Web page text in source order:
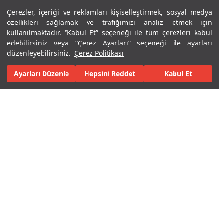
Çerezler, içeriği ve reklamları kişiselleştirmek, sosyal medya
özellikleri sağlamak ve trafiğimizi analiz etmek için
kullanılmaktadır. “Kabul Et” seçeneği ile tüm çerezleri kabul
edebilirsiniz veya “Çerez Ayarları” seçeneği ile ayarları
düzenleyebilirsiniz. Çerez Politikası
Ayarları Düzenle Hepsini Reddet Kabul Et
Menü Menü
Ana Sayfa Karolar Ticari Çözümler İş Merkezi / Ofis
Tüm Görseller(4)